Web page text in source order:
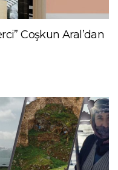
Coşkun Aral’dan